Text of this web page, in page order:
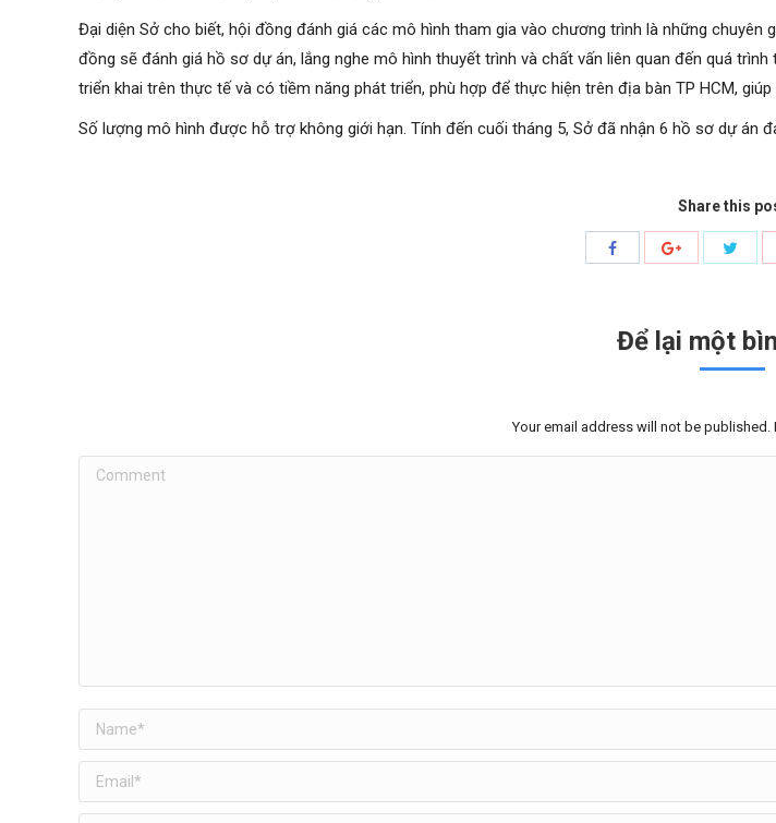
Đại diện Sở cho biết, hội đồng đánh giá các mô hình tham gia vào chương trình là những
đồng sẽ đánh giá hồ sơ dự án, lắng nghe mô hình thuyết trình và chất vấn liên quan đến quá
triển khai trên thực tế và có tiềm năng phát triển, phù hợp để thực hiện trên địa bàn TP HCM,
Số lượng mô hình được hỗ trợ không giới hạn. Tính đến cuối tháng 5, Sở đã nhận 6 hồ sơ dự án
Share this
Share Share
Để lại một
Your email address will not be published.
Comment
Name *
Email *